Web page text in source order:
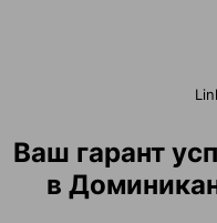
Ваш гарант
в